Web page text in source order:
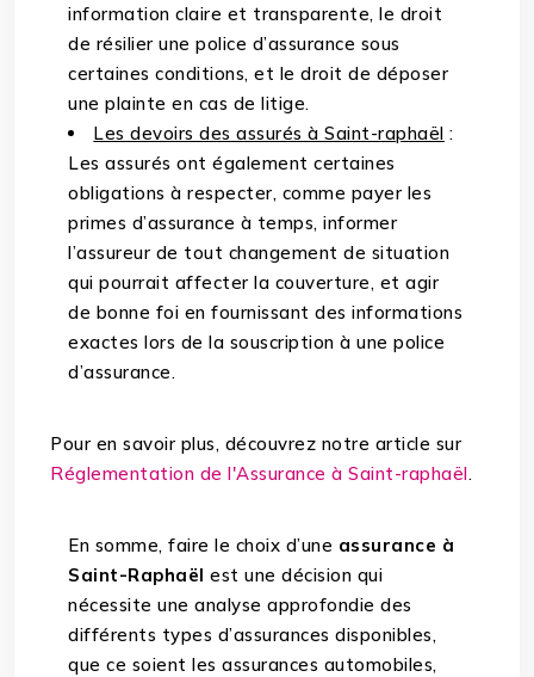
information claire et transparente, le droit
de résilier une police d’assurance sous
certaines conditions, et le droit de déposer
une plainte en cas de litige.
Les devoirs des assurés à Saint-raphaël :
Les assurés ont également certaines
obligations à respecter, comme payer les
primes d’assurance à temps, informer
l’assureur de tout changement de situation
qui pourrait affecter la couverture, et agir
de bonne foi en fournissant des informations
exactes lors de la souscription à une police
d’assurance.
Pour en savoir plus, découvrez notre article sur
Réglementation de l'Assurance à Saint-raphaël.
En somme, faire le choix d’une assurance à
Saint-Raphaël est une décision qui
nécessite une analyse approfondie des
différents types d’assurances disponibles,
que ce soient les assurances automobiles,